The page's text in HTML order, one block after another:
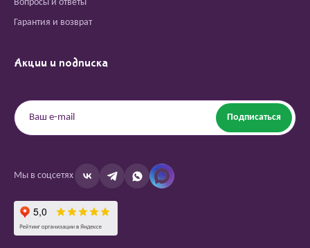
Вопросы и ответы
Гарантия и возврат
Акции и подписка
Подписаться
Мы в соцсетях